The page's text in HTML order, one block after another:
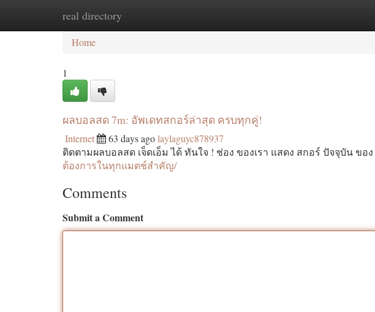
real directory
Home
Home
1
ผลบอลสด 7m: อัพเดทสกอร์ล่าสุด ครบทุกคู่!
Internet 63 days agolaylaguyc878937
ติดตามผลบอลสด เจ็ดเอ็ม ได้ ทันใจ ! ช่อง ของเรา แสดง สกอร์ ปัจจุบัน ของ
ต้องการในทุกแมตช์สำคัญ/
Comments
Submit a Comment